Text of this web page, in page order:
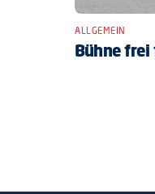
ALLGEMEIN
Bühne frei